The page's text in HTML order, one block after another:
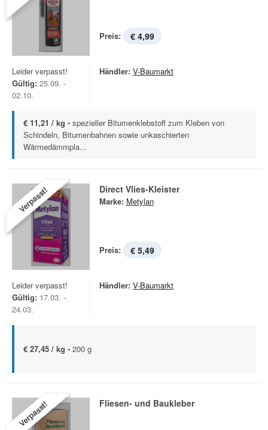
Preis: € 4,99
Leider verpasst!
Gültig: 25.09. -
02.10.
Händler: V-Baumarkt
€ 11,21 / kg - spezieller Bitumenklebstoff zum Kleben von
Schindeln, Bitumenbahnen sowie unkaschierten
Wärmedämmpla...
Verpasst! Direct Vlies-Kleister
Marke: Metylan
Preis: € 5,49
Leider verpasst!
Gültig: 17.03. -
24.03.
Händler: V-Baumarkt
€ 27,45 / kg - 200 g
Verpasst! Fliesen- und Baukleber